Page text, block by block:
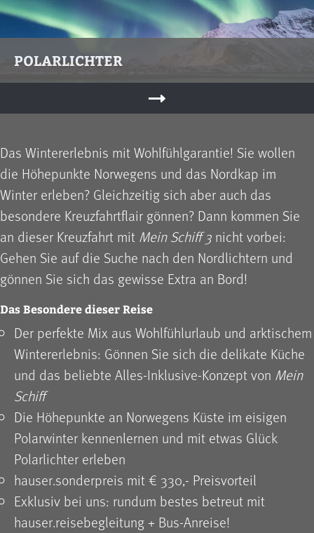
POLARLICHTER
Das Wintererlebnis mit Wohlfühlgarantie! Sie wollen
die Höhepunkte Norwegens und das Nordkap im
Winter erleben? Gleichzeitig sich aber auch das
besondere Kreuzfahrtflair gönnen? Dann kommen Sie
an dieser Kreuzfahrt mit Mein Schiff 3 nicht vorbei:
Gehen Sie auf die Suche nach den Nordlichtern und
gönnen Sie sich das gewisse Extra an Bord!
Das Besondere dieser Reise
Der perfekte Mix aus Wohlfühlurlaub und arktischem
Wintererlebnis: Gönnen Sie sich die delikate Küche
und das beliebte Alles-Inklusive-Konzept von Mein
Schiff
Die Höhepunkte an Norwegens Küste im eisigen
Polarwinter kennenlernen und mit etwas Glück
Polarlichter erleben
hauser.sonderpreis mit € 330,- Preisvorteil
Exklusiv bei uns: rundum bestes betreut mit
hauser.reisebegleitung + Bus-Anreise!